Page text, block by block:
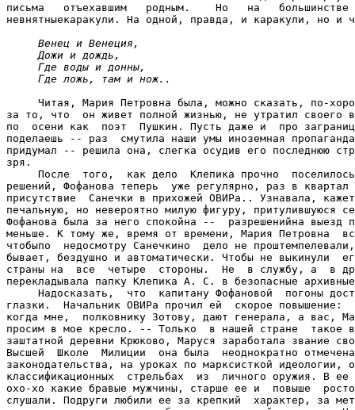
письма   отъехавшим   родным.    Но   на   большинстве
невнятныекаракули. На одной, правда, и каракули, но и
     Венец и Венеция,
     Дожи и дождь,
     Где воды и донны,
     Где ложь, там и нож..
Читая, Мария Петровна была, можно сказать, по-
за то, что  он живет полной жизнью, не утратил своего
по  осени как  поэт  Пушкин. Пусть даже и  про
поделаешь -- раз  смутила наши умы иноземная
придумал -- решила она, слегка осудив его последнюю
зря.
После  того,  как дело  Клепика прочно
решений, Фофанова теперь  уже регулярно, раз в квартал
присутствие  Санечки в прихожей ОВИРа.. Узнавала,
печальную, но невероятно милую фигуру, притулившуюся
Фофанова была за него спокойна --  разрешенийна выезд
меньше. К тому же, время от времени, Мария Петровна
чтобыпо  недосмотру Санечкино  дело не
бывает, бездушно и автоматически. Чтобы не выкинули
страны на  все  четыре  стороны.  Не  в службу, а  в
перекладывала папку Клепика А. С. в безопасные
Надосказать,  что  капитану Фофановой  погоны
глазки.  Начальник ОВИРа прочил ей  скорое
когда мне,  полковнику Зотову, дают генерала, а вас,
просим в мое кресло. -- Только  в нашей стране  такое
заштатной деревни Крюково, Маруся заработала звание
Высшей  Школе  Милиции  она была  неоднократно
законодательства, на уроках по марксисткой идеологии,
классификационных  стрельбах  из  личного оружия. В ее
охо-хо какие бравые мужчины, старше ее и  повыше
слушали. Подруги любили ее за крепкий  характер, за